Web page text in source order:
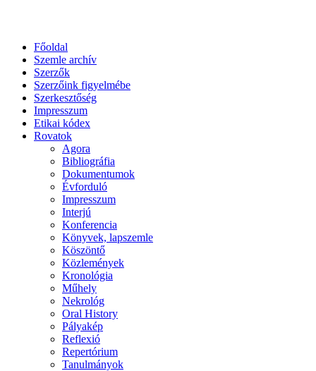
Főoldal
Szemle archív
Szerzők
Szerzőink figyelmébe
Szerkesztőség
Impresszum
Etikai kódex
Rovatok
Agora
Bibliográfia
Dokumentumok
Évforduló
Impresszum
Interjú
Konferencia
Könyvek, lapszemle
Köszöntő
Közlemények
Kronológia
Műhely
Nekrológ
Oral History
Pályakép
Reflexió
Repertórium
Tanulmányok